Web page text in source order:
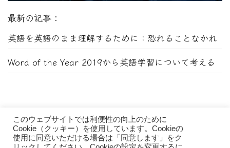
最新の記事：
英語を英語のまま理解するために：恐れることなかれ
Word of the Year 2019から英語学習について考える
このウェブサイトでは利便性の向上のために
Cookie（クッキー）を使用しています。Cookieの
使用に同意いただける場合は「同意します」をク